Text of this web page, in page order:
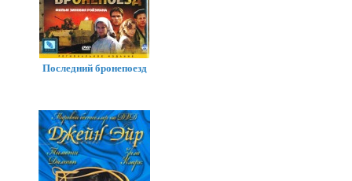
Последний бронепоезд